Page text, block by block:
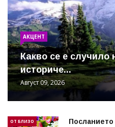
АКЦЕНТ
Какво се е случило
историче...
Август 09, 2026
ОТ БЛИЗО